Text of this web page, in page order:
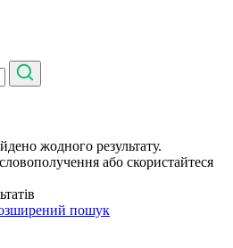
жодного результату.
або скористайтеся
пошук